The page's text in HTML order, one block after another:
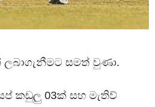
සමත් වුණා.
කඩුලු 03ක් සහ මැතිව්